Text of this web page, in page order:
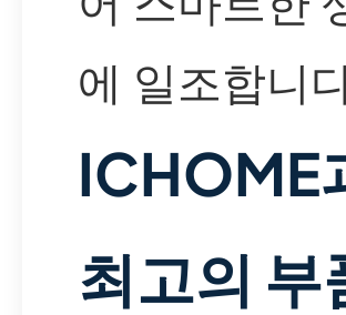
에 일조합니
ICHOME
최고의 부